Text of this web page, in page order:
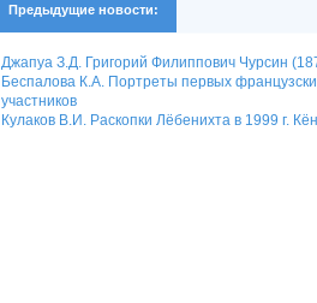
Предыдущие новости:
Джапуа З.Д. Григорий Филиппович Чурсин
Беспалова К.А. Портреты первых
участников
Кулаков В.И. Раскопки Лёбенихта в 1999 г.